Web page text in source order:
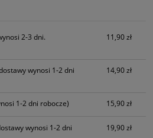
kosztów płatności
2-3 dni.
11,90 zł
wynosi 1-2 dni
14,90 zł
1-2 dni robocze) 15,90 zł
wynosi 1-2 dni
19,90 zł